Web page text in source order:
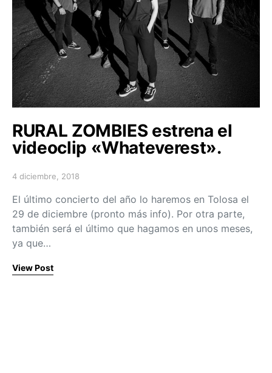
RURAL ZOMBIES estrena el
videoclip «Whateverest».
Posted on
4 diciembre, 2018
El último concierto del año lo haremos en Tolosa el
29 de diciembre (pronto más info). Por otra parte,
también será el último que hagamos en unos meses,
ya que…
View Post